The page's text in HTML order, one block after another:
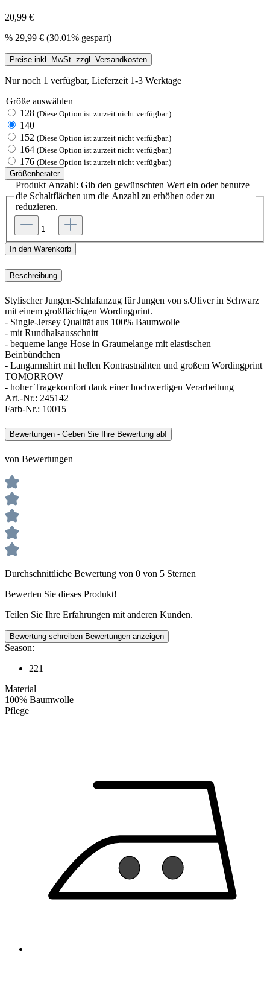
20,99 €
% 29,99 € (30.01% gespart)
Preise inkl. MwSt. zzgl. Versandkosten
Nur noch 1 verfügbar, Lieferzeit 1-3 Werktage
Größe auswählen
128 (Diese Option ist zurzeit nicht verfügbar.)
140
152 (Diese Option ist zurzeit nicht verfügbar.)
164 (Diese Option ist zurzeit nicht verfügbar.)
176 (Diese Option ist zurzeit nicht verfügbar.)
Größenberater
Produkt Anzahl: Gib den gewünschten Wert ein oder benutze
die Schaltflächen um die Anzahl zu erhöhen oder zu
reduzieren.
In den Warenkorb
Beschreibung
Stylischer Jungen-Schlafanzug für Jungen von s.Oliver in Schwarz
mit einem großflächigen Wordingprint.
- Single-Jersey Qualität aus 100% Baumwolle
- mit Rundhalsausschnitt
- bequeme lange Hose in Graumelange mit elastischen
Beinbündchen
- Langarmshirt mit hellen Kontrastnähten und großem Wordingprint
TOMORROW
- hoher Tragekomfort dank einer hochwertigen Verarbeitung
Art.-Nr.: 245142
Farb-Nr.: 10015
Bewertungen - Geben Sie Ihre Bewertung ab!
von Bewertungen
Durchschnittliche Bewertung von 0 von 5 Sternen
Bewerten Sie dieses Produkt!
Teilen Sie Ihre Erfahrungen mit anderen Kunden.
Bewertung schreiben Bewertungen anzeigen
Season:
221
Material
100% Baumwolle
Pflege